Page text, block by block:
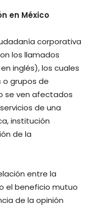
en México
corporativa
los llamados
inglés), los cuales
o grupos de
se ven afectados
de una
institución
de la
entre la
el beneficio mutuo
de la opinión